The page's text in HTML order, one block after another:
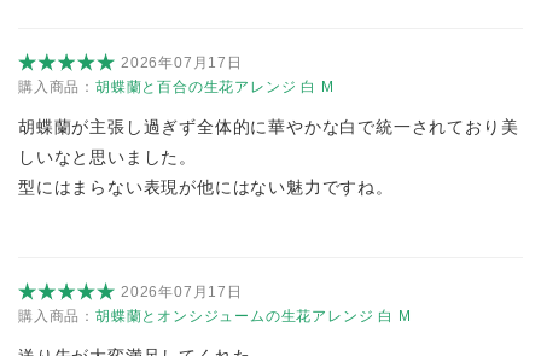
2026年07月17日
購入商品： 胡蝶蘭と百合の生花アレンジ 白 M
胡蝶蘭が主張し過ぎず全体的に華やかな白で統一されており美
しいなと思いました。
型にはまらない表現が他にはない魅力ですね。
2026年07月17日
購入商品： 胡蝶蘭とオンシジュームの生花アレンジ 白 M